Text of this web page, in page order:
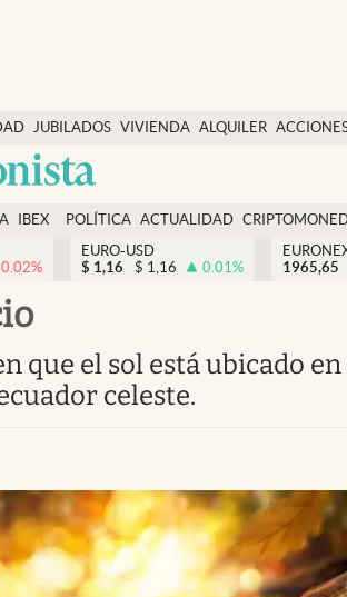
JUBILADOS VIVIENDA ALQUILER
USA
IBEX
EURO
POLÍTICA ACTUALIDAD
%
EURO-USD
$ 1,16 $ 1,16 0.01%
1965,65
celeste.